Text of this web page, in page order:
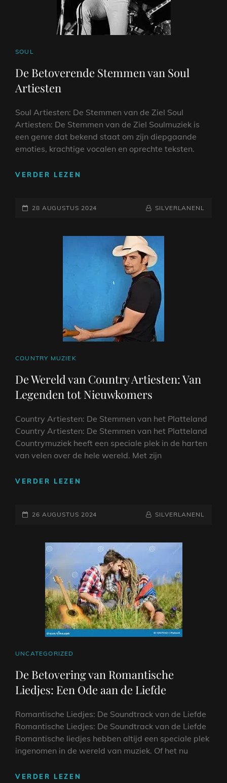
CAT
SOUL
De Betoverende Stemmen van Soul
Artiesten
Soul Artiesten: De Stemmen van de Ziel Soul
Artiesten: De Stemmen van de Ziel Soulmuziek is
een genre dat bekend staat om zijn diepgaande
emoties, krachtige vocalen en oprechte teksten.
VERDER LEZEN
VAN
GEPLAATST
28 AUGUSTUS 2024 NAAMREGEL
BYLINE
SILVERLANENL
CAT
COUNTRY MUZIEK
De Wereld van Country Artiesten: Van
Legenden tot Nieuwkomers
Country Artiesten: De Stemmen van het Platteland
Country Artiesten: De Stemmen van het Platteland
Countrymuziek heeft een speciale plek in de harten
van velen over de hele wereld. Met zijn
VERDER LEZEN
COUNTRY
LEGENDEN
NIEUWKOMERS
GEPLAATST
26 AUGUSTUS 2024 NAAMREGEL
BYLINE
SILVERLANENL
CAT
UNCATEGORIZED
De Betovering van Romantische
Liedjes: Een Ode aan de Liefde
Romantische Liedjes: De Soundtrack van de Liefde
Romantische Liedjes: De Soundtrack van de Liefde
Romantische liedjes hebben altijd een speciale plek
ingenomen in de wereld van muziek. Of het nu
VERDER LEZEN